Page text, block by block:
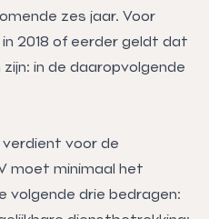
zes jaar. Voor
2018 of eerder geldt dat
in de daaropvolgende
verdient voor de
moet minimaal het
volgende drie bedragen: